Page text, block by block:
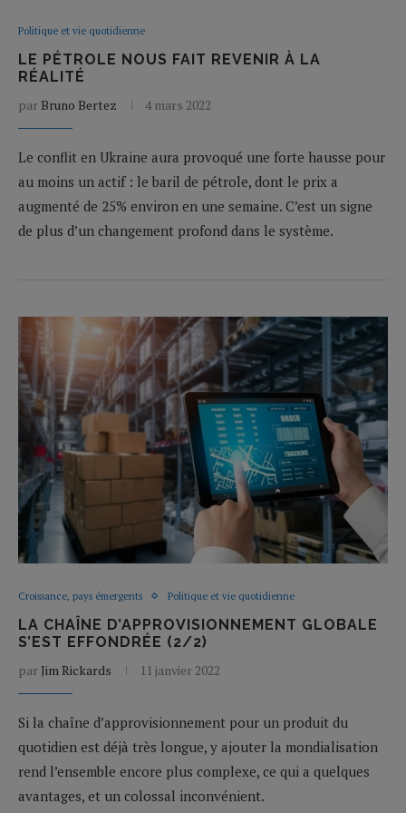
Politique et vie quotidienne
LE PÉTROLE NOUS FAIT REVENIR À LA
RÉALITÉ
par Bruno Bertez 4 mars 2022
Le conflit en Ukraine aura provoqué une forte hausse pour
au moins un actif : le baril de pétrole, dont le prix a
augmenté de 25% environ en une semaine. C’est un signe
de plus d’un changement profond dans le système.
Croissance, pays émergents Politique et vie quotidienne
LA CHAÎNE D’APPROVISIONNEMENT GLOBALE
S’EST EFFONDRÉE (2/2)
par Jim Rickards 11 janvier 2022
Si la chaîne d’approvisionnement pour un produit du
quotidien est déjà très longue, y ajouter la mondialisation
rend l’ensemble encore plus complexe, ce qui a quelques
avantages, et un colossal inconvénient.